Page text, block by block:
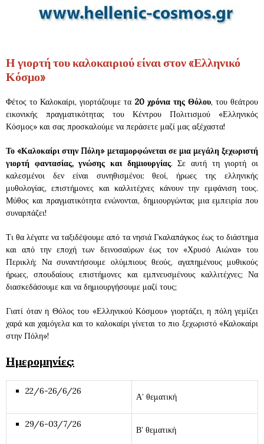
Η γιορτή του καλοκαιριού είναι στον «Ελληνικό
Κόσμο»
Φέτος το Καλοκαίρι, γιορτάζουμε τα 20 χρόνια της Θόλου, του θεάτρου
εικονικής πραγματικότητας του Κέντρου Πολιτισμού «Ελληνικός
Κόσμος» και σας προσκαλούμε να περάσετε μαζί μας αξέχαστα!
Το «Καλοκαίρι στην Πόλη» μεταμορφώνεται σε μια μεγάλη ξεχωριστή
γιορτή φαντασίας, γνώσης και δημιουργίας. Σε αυτή τη γιορτή οι
καλεσμένοι δεν είναι συνηθισμένοι: θεοί, ήρωες της ελληνικής
μυθολογίας, επιστήμονες και καλλιτέχνες κάνουν την εμφάνιση τους.
Μύθος και πραγματικότητα ενώνονται, δημιουργώντας μια εμπειρία που
συναρπάζει!
Τι θα λέγατε να ταξιδέψουμε από τα νησιά Γκαλαπάγκος έως το διάστημα
και από την εποχή των δεινοσαύρων έως τον «Χρυσό Αιώνα» του
Περικλή; Να συναντήσουμε ολύμπιους θεούς, αγαπημένους μυθικούς
ήρωες, σπουδαίους επιστήμονες και εμπνευσμένους καλλιτέχνες; Να
διασκεδάσουμε και να δημιουργήσουμε μαζί τους;
Γιατί όταν η Θόλος του «Ελληνικού Κόσμου» γιορτάζει, η πόλη γεμίζει
χαρά και χαμόγελα και το καλοκαίρι γίνεται το πιο ξεχωριστό «Καλοκαίρι
στην Πόλη»!
Ημερομηνίες:
22/6-26/6/26
Α’ θεματική
29/6-03/7/26
Β’ θεματική